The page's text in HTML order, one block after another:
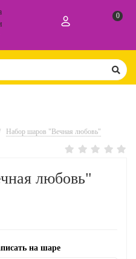
0
Набор шаров "Вечная любовь"
любовь"
на шаре